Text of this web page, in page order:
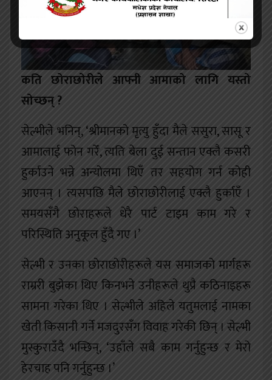
कति छोराछोरीले आफ्नी आमाको लागि यस्तो
सोच्छन् ?
सेल्भीले भनिन्, ‘श्रीमानको मृत्यु हुँदा मैले ससुरा, सासू र
आमालाई फोन गरेँ, त्यति बेला दुई सन्तान एक्लै कसरी
हुर्काउने भन्ने अन्योलमा थिएँ तर सहयोग गर्न कोही
आएनन् । त्यसपछि मैले छोराछोरीलाई एक्लै हुर्काएँ ।
समयसँगै छोराहरूले धेरै पार्ट टाइम काम गरे र
परिस्थिति अनुकूल हुँदै गए ।’
सेल्भी र उनका छोराछोरीहरूले यस समाजको मार्गहरू
राम्ररी बुझेका थिए किनभने उनीहरूले थुप्रै कठिनाइहरू
सामना गरेका थिए । सेल्भीले अहिले यतुमलाई नामका
खेती किसानी गर्ने मजदुरसँग विवाह गरेकी छिन् । सेल्भी
मुस्कुराउँदै भन्छिन्, ‘उहाँले सबै काम गर्नुहुन्छ र मेरो
हेरचाह पनि गर्नुहुन्छ ।’